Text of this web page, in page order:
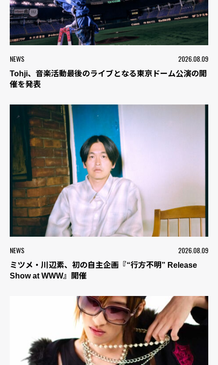
NEWS 2026.08.09
Tohji、音楽活動最後のライブとなる東京ドーム公演の開
催を発表
NEWS 2026.08.09
ミツメ・川辺素、初の自主企画『“行方不明” Release
Show at WWW』開催